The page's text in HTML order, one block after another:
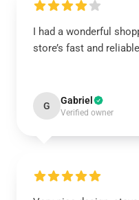
I had a wonderful
store’s fast and
G Gabriel
Verified owner